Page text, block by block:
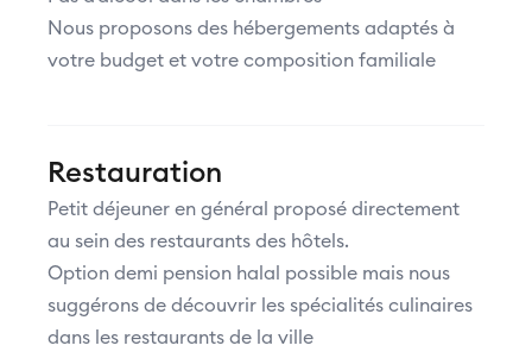
Nous proposons des hébergements adaptés à
votre budget et votre composition familiale
Restauration
Petit déjeuner en général proposé directement
au sein des restaurants des hôtels.
Option demi pension halal possible mais nous
suggérons de découvrir les spécialités culinaires
dans les restaurants de la ville